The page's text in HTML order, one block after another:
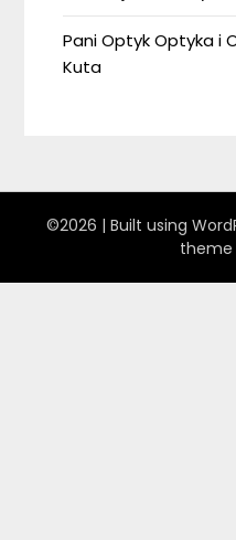
Pani Optyk Optyka i
Kuta
©2026 | Built using
theme